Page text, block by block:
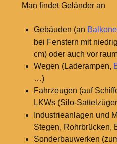
Man findet Geländer an
Gebäuden (an
bei Fenstern mit
cm) oder auch vor
Wegen (Laderampen,
…)
Fahrzeugen (auf
LKWs (Silo-
Industrieanlagen und
Stegen,
Sonderbauwerken